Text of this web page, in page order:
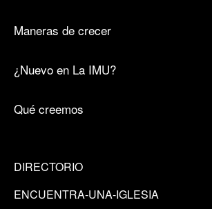
Maneras de crecer
¿Nuevo en La IMU?
Qué creemos
DIRECTORIO
ENCUENTRA-UNA-IGLESIA